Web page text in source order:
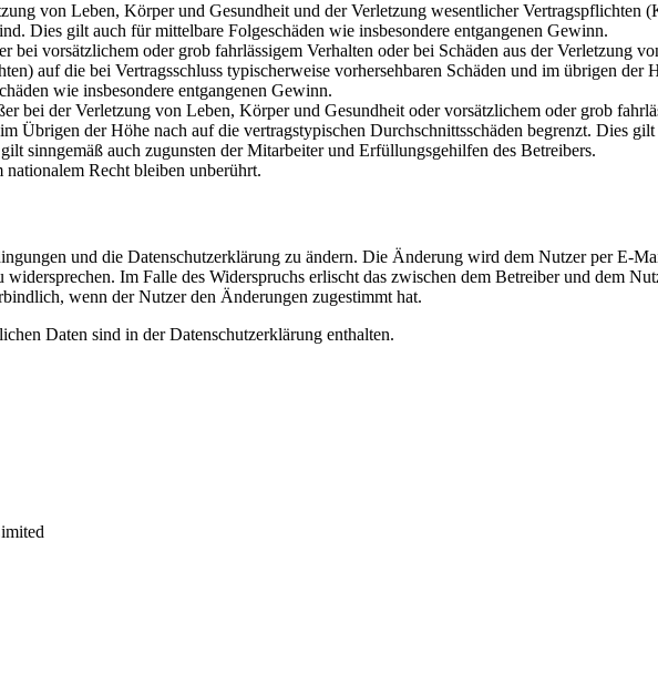
von Leben, Körper und Gesundheit und der Verletzung wesentlicher Vertragspflichten
Dies gilt auch für mittelbare Folgeschäden wie insbesondere entgangenen Gewinn.
bei vorsätzlichem oder grob fahrlässigem Verhalten oder bei Schäden aus der Verletzung
auf die bei Vertragsschluss typischerweise vorhersehbaren Schäden und im übrigen der
wie insbesondere entgangenen Gewinn.
bei der Verletzung von Leben, Körper und Gesundheit oder vorsätzlichem oder grob
Übrigen der Höhe nach auf die vertragstypischen Durchschnittsschäden begrenzt. Dies
sinngemäß auch zugunsten der Mitarbeiter und Erfüllungsgehilfen des Betreibers.
Recht bleiben unberührt.
und die Datenschutzerklärung zu ändern. Die Änderung wird dem Nutzer per E-
Im Falle des Widerspruchs erlischt das zwischen dem Betreiber und dem
wenn der Nutzer den Änderungen zugestimmt hat.
Daten sind in der Datenschutzerklärung enthalten.